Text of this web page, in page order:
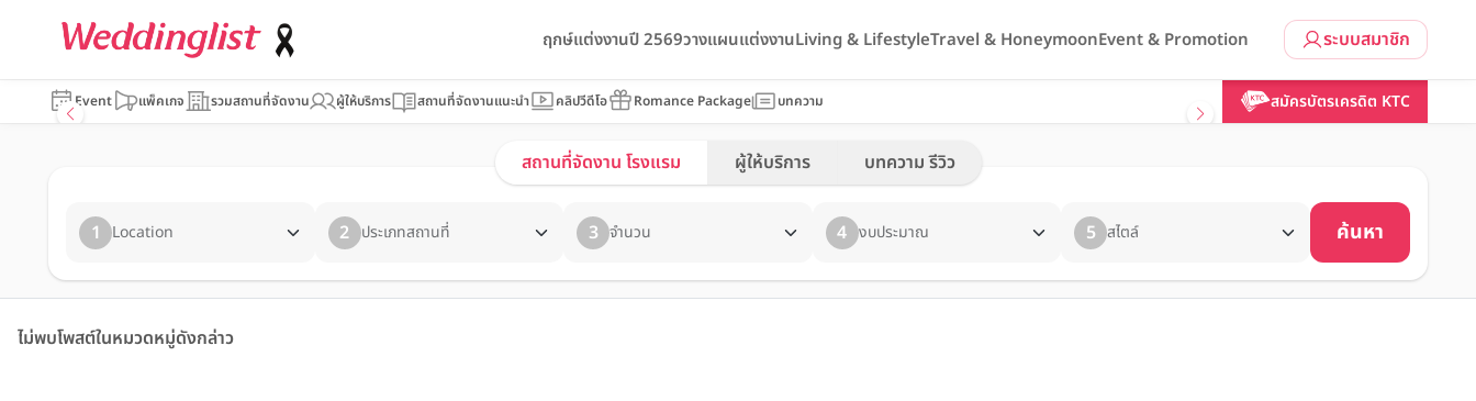
ระบบสมาชิก
ฤกษ์แต่งงานปี 2569วางแผนแต่งงานLiving & LifestyleTravel & HoneymoonEvent & Promotion
Event แพ็คเกจ รวมสถานที่จัดงาน ผู้ให้บริการ สถานที่จัดงานแนะนำ คลิปวีดีโอ Romance Package บทความ สมัครบัตรเครดิต KTC
สถานที่จัดงาน โรงแรม ผู้ให้บริการ บทความ รีวิว
1 Location 2 ประเภทสถานที่ 3 จำนวน 4 งบประมาณ 5 สไตล์ ค้นหา
ไม่พบโพสต์ในหมวดหมู่ดังกล่าว